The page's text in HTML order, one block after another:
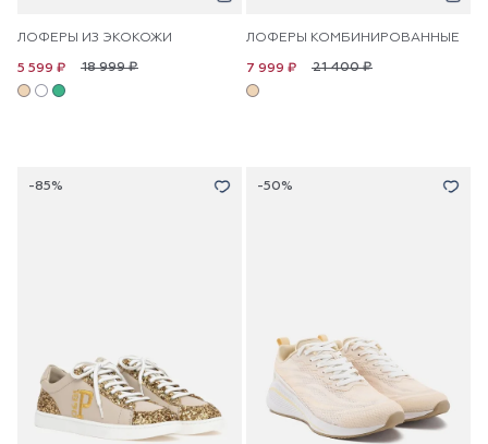
ЛОФЕРЫ ИЗ ЭКОКОЖИ
18 999 ₽
5 599 ₽
ЛОФЕРЫ КОМБИНИРОВАННЫЕ
21 400 ₽
7 999 ₽
-85% -50%